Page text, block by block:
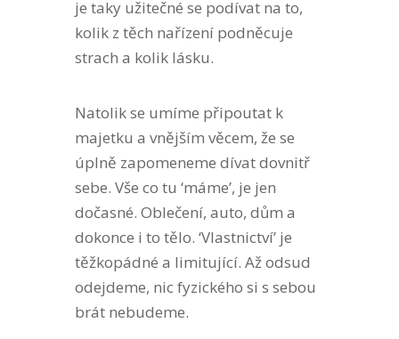
je taky užitečné se podívat na to,
kolik z těch nařízení podněcuje
strach a kolik lásku.
Natolik se umíme připoutat k
majetku a vnějším věcem, že se
úplně zapomeneme dívat dovnitř
sebe. Vše co tu ‘máme’, je jen
dočasné. Oblečení, auto, dům a
dokonce i to tělo. ‘Vlastnictví’ je
těžkopádné a limitující. Až odsud
odejdeme, nic fyzického si s sebou
brát nebudeme.